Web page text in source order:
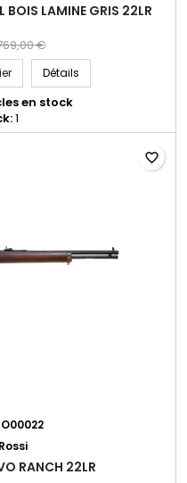
BOIS LAMINE GRIS 22LR
€
DétailsCARABINE RIO
en stock
1
Rossi
RANCH 22LR
favorite_border